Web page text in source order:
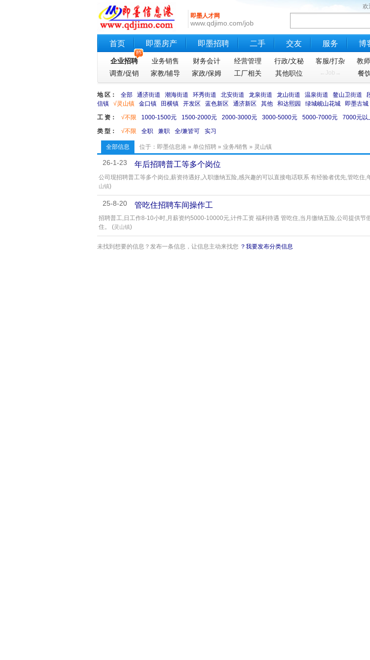
即墨人才网
www.qdjimo.com/job
欢
首页 即墨房产 即墨招聘 二手 交友 服务 博
企业招聘 业务销售 财务会计 经营管理 行政/文秘 客服/打杂 教
调查/促销
家教/辅导 家政/保姆 工厂相关 其他职位 ←Job→ 餐
地 区： 全部 通济街道 潮海街道 环秀街道 北安街道 龙泉街道 龙山街道 温泉街道 鳌山卫街道
信镇
√灵山镇 金口镇 田横镇 开发区 蓝色新区 通济新区 其他 和达熙园 绿城岘山花城 即墨古城
工 资：
√不限 1000-1500元 1500-2000元 2000-3000元 3000-5000元 5000-7000元
7000元以
类 型：
√不限 全职 兼职 全/兼皆可 实习
全部信息 位于： 即墨信息港 » 单位招聘 » 业务/销售 » 灵山镇
26-1-23 年后招聘普工等多个岗位
公司现招聘普工等多个岗位,薪资待遇好,入职缴纳五险,感兴趣的可以直接电话联系 有经验者优先,管吃住,
山镇)
25-8-20 管吃住招聘车间操作工
招聘普工,日工作8-10小时,月薪资约5000-10000元,计件工资 福利待遇 管吃住,当月缴纳五险,公司提供节
住。 (灵山镇)
未找到想要的信息？发布一条信息，让信息主动来找您 ？我要发布分类信息